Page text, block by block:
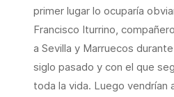
primer lugar lo ocuparía
Francisco Iturrino,
a Sevilla y Marruecos
siglo pasado y con el que
toda la vida. Luego vendrían